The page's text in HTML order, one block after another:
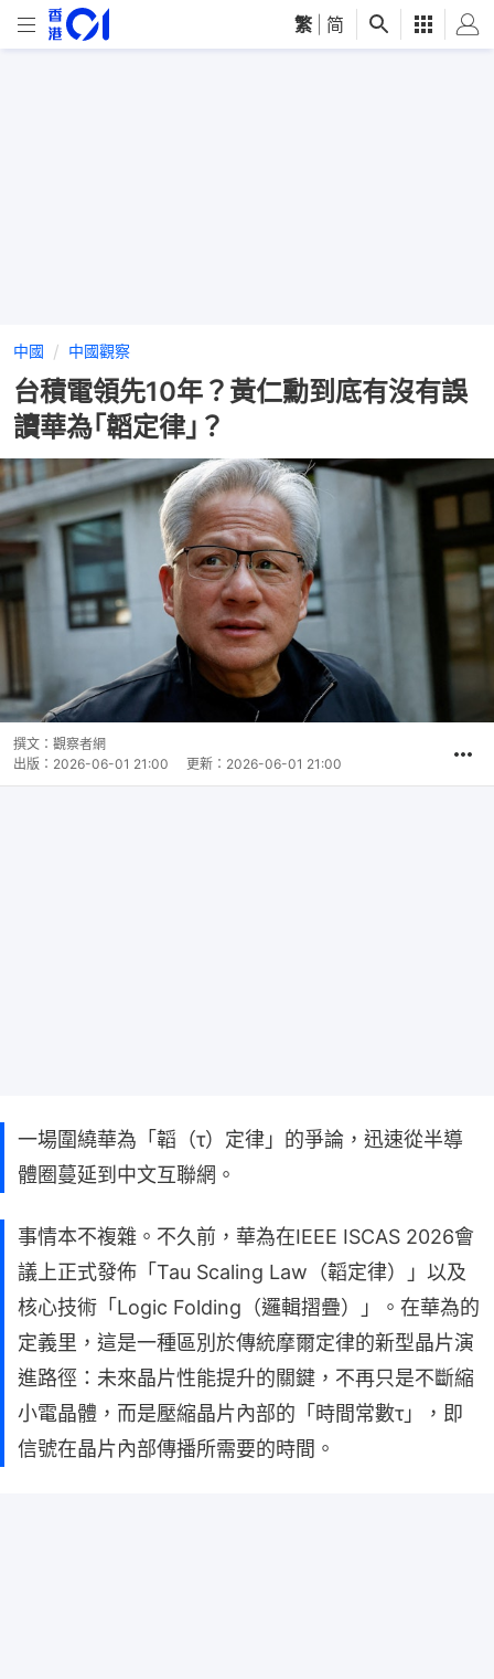
繁 简
中國 中國觀察
台積電領先10年？黃仁勳到底有沒有誤
讀華為｢韜定律｣？
撰文： 觀察者網
出版： 2026-06-01 21:00 更新： 2026-06-01 21:00
一場圍繞華為「韜（τ）定律」的爭論，迅速從半導
體圈蔓延到中文互聯網。
事情本不複雜。不久前，華為在IEEE ISCAS 2026會
議上正式發佈「Tau Scaling Law（韜定律）」以及
核心技術「Logic Folding（邏輯摺疊）」。在華為的
定義里，這是一種區別於傳統摩爾定律的新型晶片演
進路徑：未來晶片性能提升的關鍵，不再只是不斷縮
小電晶體，而是壓縮晶片內部的「時間常數τ」，即
信號在晶片內部傳播所需要的時間。